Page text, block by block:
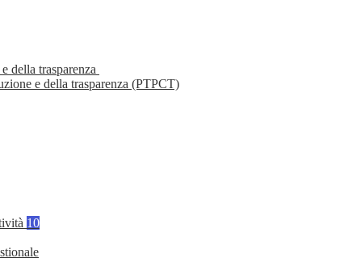
della trasparenza
e della trasparenza (PTPCT)
10